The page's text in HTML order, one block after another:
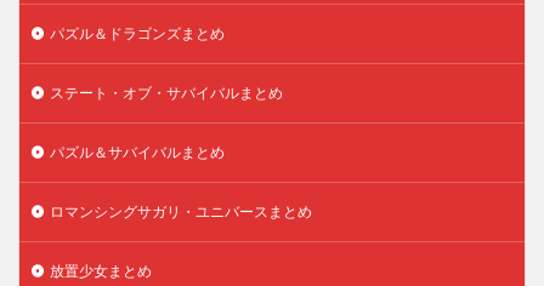
パズル＆ドラゴンズまとめ
ステート・オブ・サバイバルまとめ
パズル＆サバイバルまとめ
ロマンシングサガリ・ユニバースまとめ
放置少女まとめ